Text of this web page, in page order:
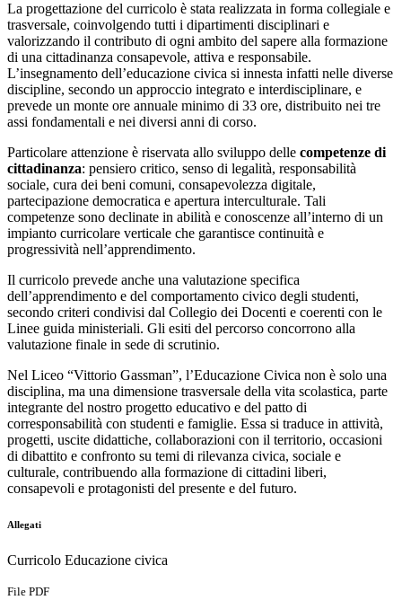
La progettazione del curricolo è stata realizzata in forma collegiale e
trasversale, coinvolgendo tutti i dipartimenti disciplinari e
valorizzando il contributo di ogni ambito del sapere alla formazione
di una cittadinanza consapevole, attiva e responsabile.
L’insegnamento dell’educazione civica si innesta infatti nelle diverse
discipline, secondo un approccio integrato e interdisciplinare, e
prevede un monte ore annuale minimo di 33 ore, distribuito nei tre
assi fondamentali e nei diversi anni di corso.
Particolare attenzione è riservata allo sviluppo delle competenze di
cittadinanza: pensiero critico, senso di legalità, responsabilità
sociale, cura dei beni comuni, consapevolezza digitale,
partecipazione democratica e apertura interculturale. Tali
competenze sono declinate in abilità e conoscenze all’interno di un
impianto curricolare verticale che garantisce continuità e
progressività nell’apprendimento.
Il curricolo prevede anche una valutazione specifica
dell’apprendimento e del comportamento civico degli studenti,
secondo criteri condivisi dal Collegio dei Docenti e coerenti con le
Linee guida ministeriali. Gli esiti del percorso concorrono alla
valutazione finale in sede di scrutinio.
Nel Liceo “Vittorio Gassman”, l’Educazione Civica non è solo una
disciplina, ma una dimensione trasversale della vita scolastica, parte
integrante del nostro progetto educativo e del patto di
corresponsabilità con studenti e famiglie. Essa si traduce in attività,
progetti, uscite didattiche, collaborazioni con il territorio, occasioni
di dibattito e confronto su temi di rilevanza civica, sociale e
culturale, contribuendo alla formazione di cittadini liberi,
consapevoli e protagonisti del presente e del futuro.
Allegati
Curricolo Educazione civica
File PDF